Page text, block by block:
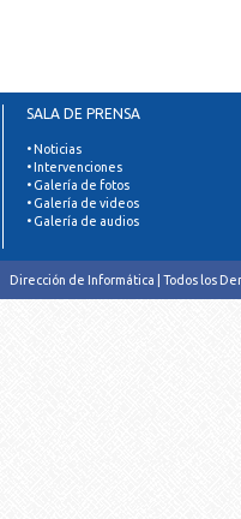
SALA DE PRENSA
• Noticias
• Intervenciones
• Galería de fotos
• Galería de videos
• Galería de audios
Dirección de Informática | Todos los